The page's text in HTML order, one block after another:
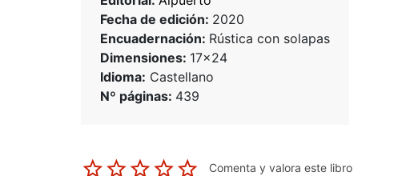
Fecha de edición: 2020
Encuadernación: Rústica con solapas
Dimensiones: 17x24
Idioma: Castellano
Nº páginas: 439
Comenta y valora este libro